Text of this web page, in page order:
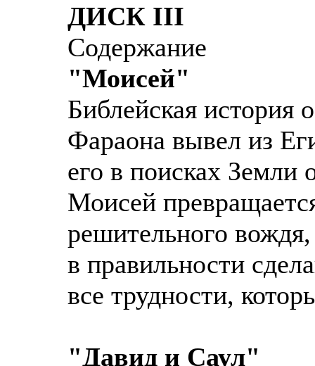
ДИСК III
Содержание
"Моисей"
Библейская история
Фараона вывел из
его в поисках Земли
Моисей
решительного
в правильности
все трудности,
"Давид и Саул"